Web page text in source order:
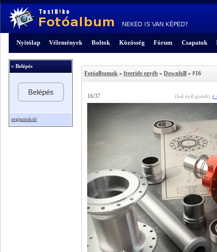
Nyitólap Vélemények Boltok Közösség Fórum Csapatok
» Belépés
Belépés
regisztráció
Fotóalbumok »freeride egyéb »Downhill » #16
16/37 (bal nyíl gomb) ‹